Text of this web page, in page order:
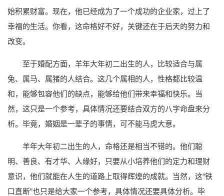
始积累财富。现在，他已经成为了一个成功的企业家，过上了
幸福的生活。你看，这命格好不好，关键还在于后天的努力和
改变。
至于婚配方面，羊年大年初二出生的人，比较适合与属
兔、属马、属猪的人结合。这几个属相的人，性格都比较温
和，能够包容他们的缺点，能够给他们带来幸福和快乐。当
然，这只是一个参考，具体情况还要结合双方的八字命盘来分
析。毕竟，婚姻是一辈子的事情，可不能马虎大意。
羊年大年初二出生的人，命格还是相当不错的。他们聪
明、善良、有才华、人缘好，只要从小培养他们的定力和理财
意识，他们就能在人生的道路上取得辉煌的成就。当然，这“铁
口直断”也只是给大家一个参考，具体情况还要具体分析。毕